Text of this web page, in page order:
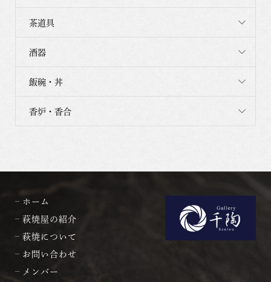
茶道具
酒器
飯碗・丼
香炉・香合
ホーム
萩焼屋の紹介
萩焼について
お問い合わせ
メンバー